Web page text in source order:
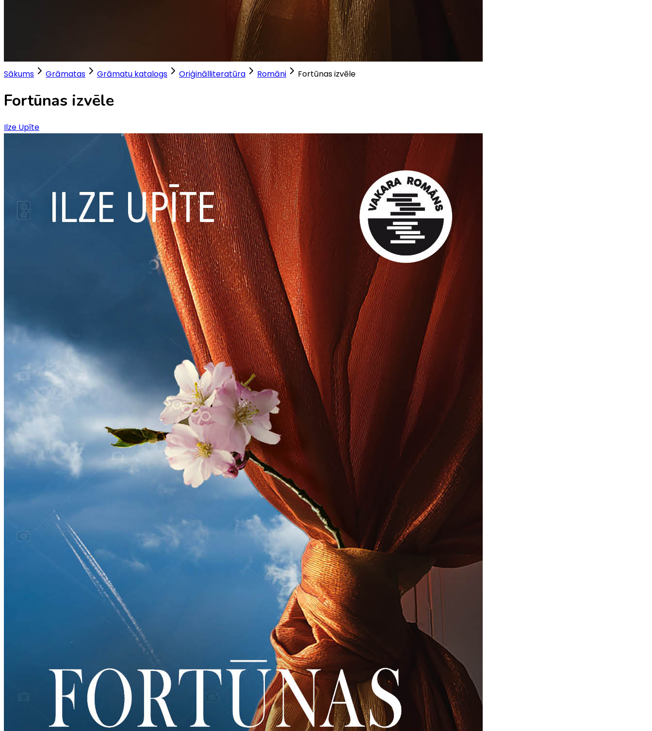
Sākums Grāmatas Grāmatu katalogs Oriģinālliteratūra Romāni Fortūnas izvēle
Fortūnas izvēle
Ilze Upīte